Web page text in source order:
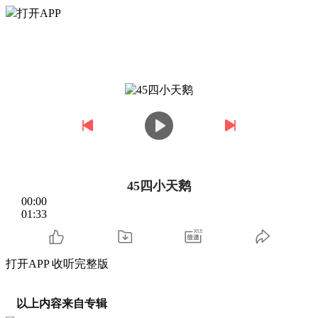
打开APP
45四小天鹅
00:00
01:33
打开APP 收听完整版
以上内容来自专辑